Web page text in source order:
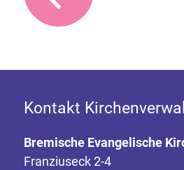
Kontakt
Bremische Evangelische
Franziuseck 2-4